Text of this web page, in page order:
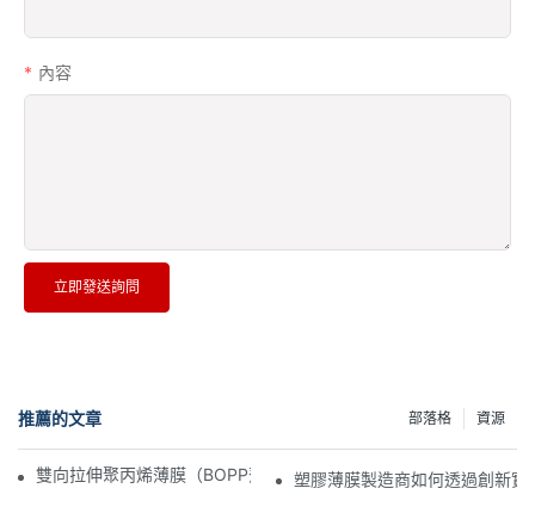
內容
立即發送詢問
推薦的文章 資源
部落格
雙向拉伸聚丙烯薄膜（BOPP薄膜）製造商：柔性包裝的支柱
塑膠薄膜製造商如何透過創新實